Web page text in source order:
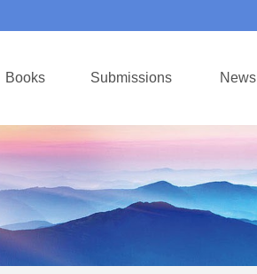
Books Submissions News